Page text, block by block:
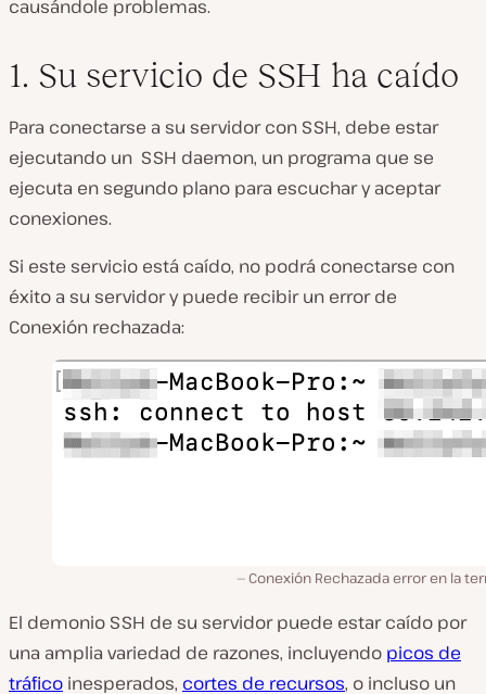
causándole problemas.
1. Su servicio de SSH ha caído
Para conectarse a su servidor con SSH, debe estar
ejecutando un SSH daemon, un programa que se
ejecuta en segundo plano para escuchar y aceptar
conexiones.
Si este servicio está caído, no podrá conectarse con
éxito a su servidor y puede recibir un error de
Conexión rechazada:
Conexión Rechazada error en la
El demonio SSH de su servidor puede estar caído por
una amplia variedad de razones, incluyendo picos de
tráfico inesperados, cortes de recursos, o incluso un